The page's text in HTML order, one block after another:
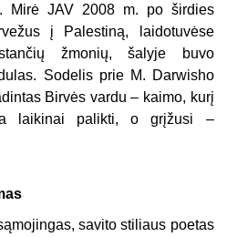
Mirė JAV 2008 m. po širdies
į Palestiną, laidotuvėse
žmonių, šalyje buvo
Sodelis prie M. Darwisho
Birvės vardu – kaimo, kurį
laikinai palikti, o grįžusi –
savito stiliaus poetas